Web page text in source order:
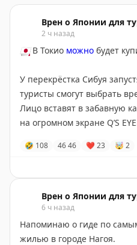
Врен о Японии для
2 ч назад
🇯🇵В Токио можно будет
У перекрёстка Сибуя
туристы смогут выбрать
Лицо вставят в забавную
на огромном экране Q’S
Сервис уже
2027 года. К тому времени
разные рамки и короткие
не назвали, ориентир —
🤣 108 4646 ❤ 23 🤯 2
Врен о Японии для
6 ч назад
Напоминаю о гиде по
жилью в городе Нагоя.